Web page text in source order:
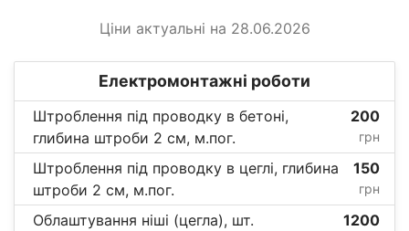
Ціни актуальні на 28.06.2026
Електромонтажні роботи
Штроблення під проводку в бетоні,
глибина штроби 2 см, м.пог.
200
грн
Штроблення під проводку в цеглі, глибина
штроби 2 см, м.пог.
150
грн
Облаштування ніші (цегла), шт. 1200